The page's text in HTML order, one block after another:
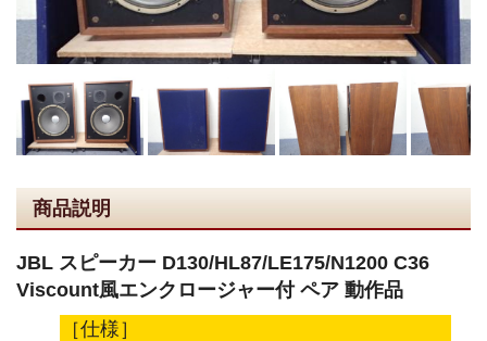
商品説明
JBL スピーカー D130/HL87/LE175/N1200 C36
Viscount風エンクロージャー付 ペア 動作品
［仕様］